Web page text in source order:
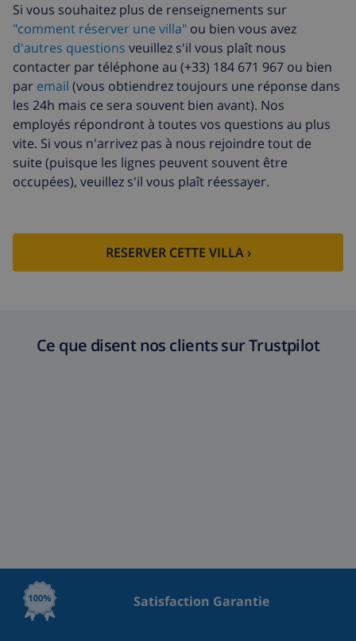
Si vous souhaitez plus de renseignements sur
"comment réserver une villa" ou bien vous avez
d'autres questions veuillez s'il vous plaît nous
contacter par téléphone au (+33) 184 671 967 ou bien
par email (vous obtiendrez toujours une réponse dans
les 24h mais ce sera souvent bien avant). Nos
employés répondront à toutes vos questions au plus
vite. Si vous n'arrivez pas à nous rejoindre tout de
suite (puisque les lignes peuvent souvent être
occupées), veuillez s'il vous plaît réessayer.
RESERVER CETTE VILLA ›
Ce que disent nos clients sur Trustpilot
Satisfaction Garantie